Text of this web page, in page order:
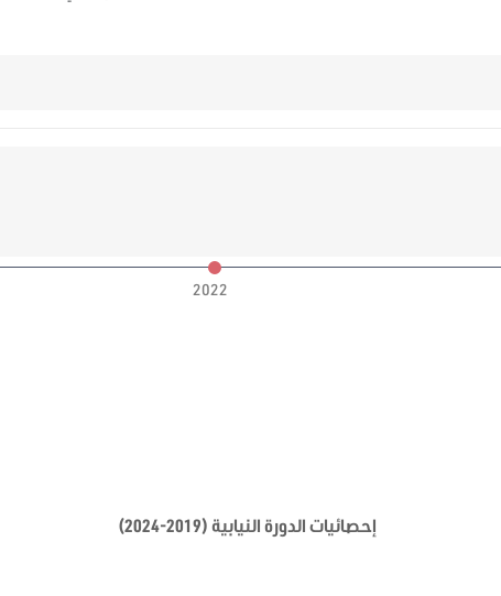
2022
إحصائيات الدورة النيابية (2019-2024)